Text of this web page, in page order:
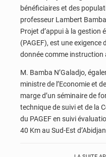
bénéficiaires et des
professeur Lambert
Projet d’appui à la gestion
(PAGEF), est une
donnée comme
M. Bamba N’Galadjo,
ministre de l’Economie et
marge d’un séminaire de
technique de suivi et de la
du PAGEF en suivi
40 Km au Sud-Est